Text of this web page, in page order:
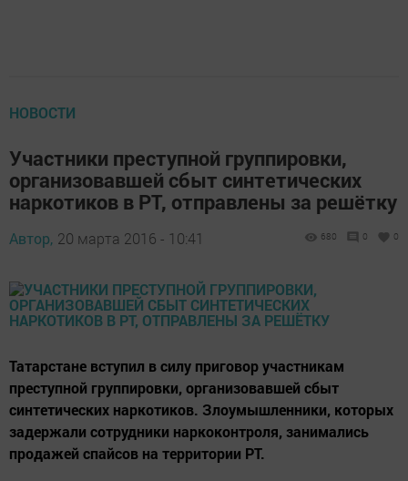
НОВОСТИ
Участники преступной группировки,
организовавшей сбыт синтетических
наркотиков в РТ, отправлены за решётку
Автор, 20 марта 2016 - 10:41 680 0 0
Татарстане вступил в силу приговор участникам
преступной группировки, организовавшей сбыт
синтетических наркотиков. Злоумышленники, которых
задержали сотрудники наркоконтроля, занимались
продажей спайсов на территории РТ.